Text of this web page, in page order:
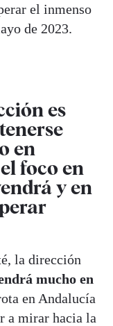
el inmenso
de 2023.
es
en
foco en
y en
la dirección
mucho en
en Andalucía
a mirar hacia la